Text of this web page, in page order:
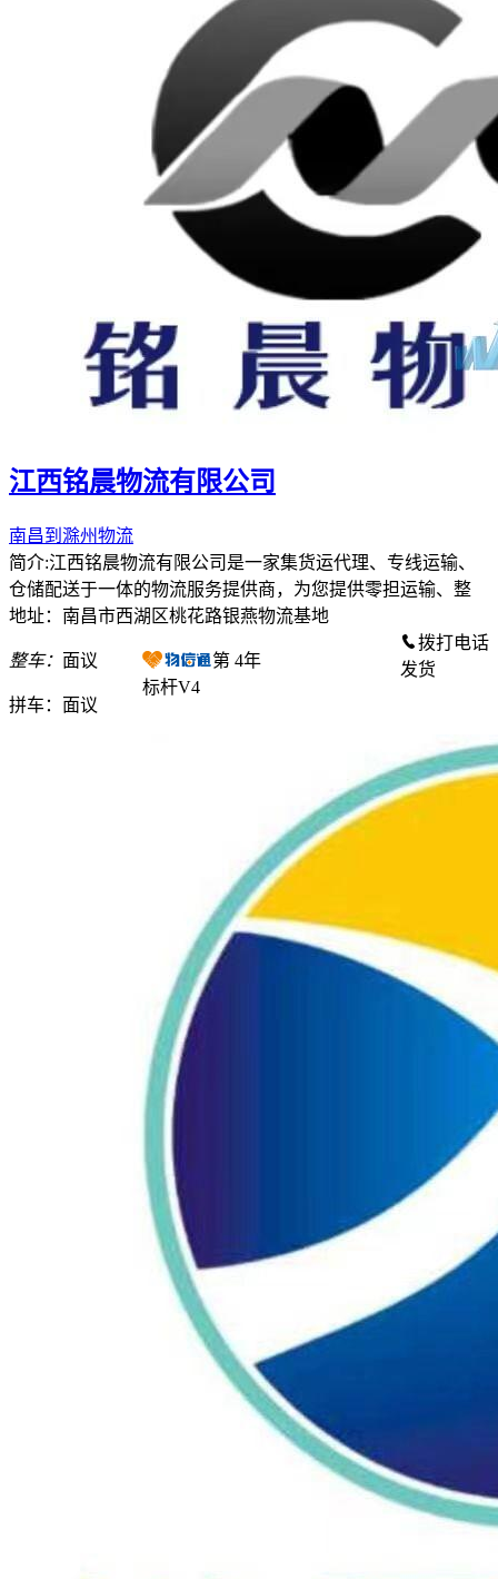
江西铭晨物流有限公司
南昌到滁州物流
简介:江西铭晨物流有限公司是一家集货运代理、专线运输、
仓储配送于一体的物流服务提供商，为您提供零担运输、整
地址：南昌市西湖区桃花路银燕物流基地
整车： 面议
拼车： 面议
第 4年
标杆V4
拨打电话
发货